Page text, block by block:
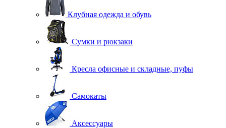
Клубная одежда и обувь
Сумки и рюкзаки
Кресла офисные и складные, пуфы
Самокаты
Аксессуары